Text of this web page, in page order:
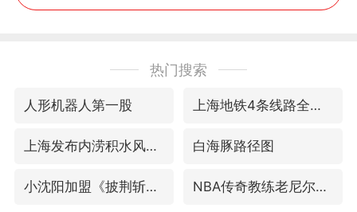
热门搜索
人形机器人第一股 上海地铁4条线路全线停运
上海发布内涝积水风险提示 白海豚路径图
小沈阳加盟《披荆斩棘》 NBA传奇教练老尼尔森去世